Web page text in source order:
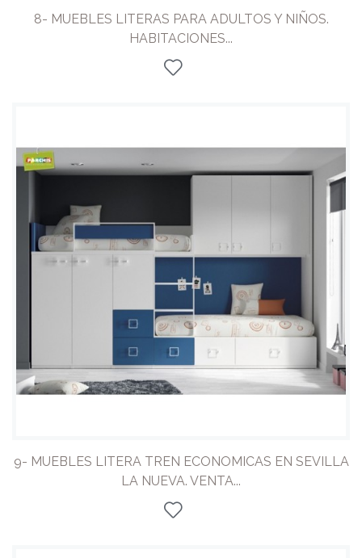
8- MUEBLES LITERAS PARA ADULTOS Y NIÑOS.
HABITACIONES...
9- MUEBLES LITERA TREN ECONOMICAS EN SEVILLA
LA NUEVA. VENTA...